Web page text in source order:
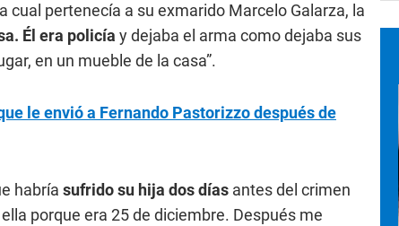
cual pertenecía a su exmarido Marcelo Galarza, la
Él era policía y dejaba el arma como dejaba sus
en un mueble de la casa”.
le envió a Fernando Pastorizzo después de
habría sufrido su hija dos días antes del crimen
porque era 25 de diciembre. Después me